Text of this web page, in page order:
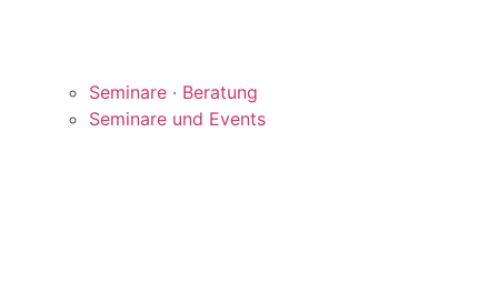
Seminare · Beratung
Seminare und Events